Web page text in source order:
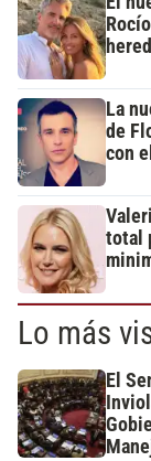
La
de
con
total
Lo más
El